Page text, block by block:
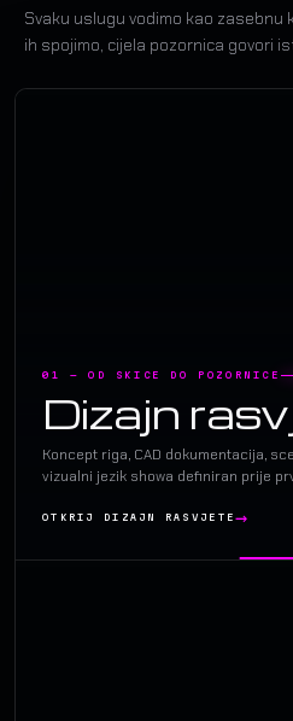
Svaku uslugu vodimo kao
ih spojimo, cijela pozornica govori
01 — OD SKICE DO POZORNICE
Dizajn
Koncept riga, CAD dokumentacija,
vizualni jezik showa definiran prije
OTKRIJ DIZAJN RASVJETE